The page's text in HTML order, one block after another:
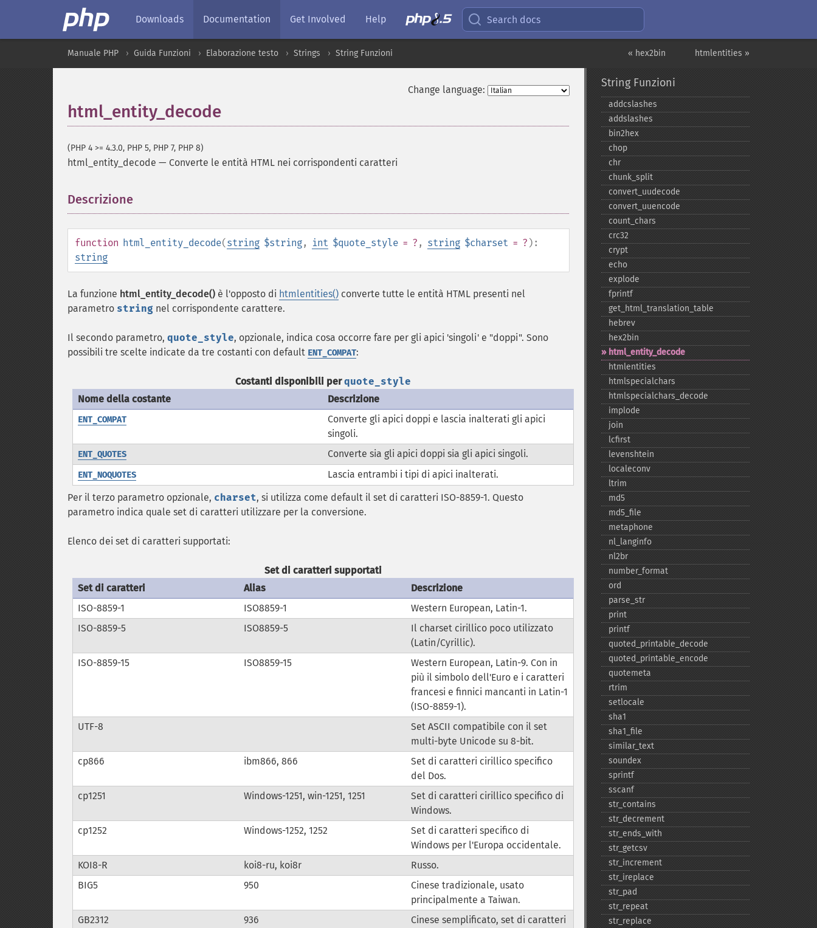
Downloads Documentation Get Involved Help Search docs
htmlentities »
« hex2bin
Manuale PHP Guida Funzioni Elaborazione testo Strings String Funzioni
Change language:
html_entity_decode
(PHP 4 >= 4.3.0, PHP 5, PHP 7, PHP 8)
html_entity_decode — Converte le entità HTML nei corrispondenti caratteri
Descrizione
function html_entity_decode(string $string, int $quote_style = ? , string $charset = ? ):
string
La funzione html_entity_decode() è l'opposto di htmlentities() converte tutte le entità HTML presenti nel
parametro string nel corrispondente carattere.
Il secondo parametro, quote_style, opzionale, indica cosa occorre fare per gli apici 'singoli' e "doppi". Sono
possibili tre scelte indicate da tre costanti con default ENT_COMPAT:
Costanti disponibili perquote_style
Nome della costante
Descrizione
ENT_COMPAT
Converte gli apici doppi e lascia inalterati gli apici
singoli.
ENT_QUOTES Converte sia gli apici doppi sia gli apici singoli.
ENT_NOQUOTES Lascia entrambi i tipi di apici inalterati.
Per il terzo parametro opzionale, charset, si utilizza come default il set di caratteri ISO-8859-1. Questo
parametro indica quale set di caratteri utilizzare per la conversione.
Elenco dei set di caratteri supportati:
Set di caratteri supportati
Set di caratteri
Alias
Descrizione
ISO-8859-1
ISO8859-1
Western European, Latin-1.
ISO-8859-5
ISO8859-5
Il charset cirillico poco utilizzato
(Latin/Cyrillic).
ISO-8859-15
ISO8859-15
Western European, Latin-9. Con in
più il simbolo dell'Euro e i caratteri
francesi e finnici mancanti in Latin-1
(ISO-8859-1).
UTF-8
Set ASCII compatibile con il set
multi-byte Unicode su 8-bit.
cp866
ibm866, 866
Set di caratteri cirillico specifico
del Dos.
cp1251
Windows-1251, win-1251, 1251
Set di caratteri cirillico specifico di
Windows.
cp1252
Windows-1252, 1252
Set di caratteri specifico di
Windows per l'Europa occidentale.
KOI8-R
koi8-ru, koi8r
Russo.
BIG5
950
Cinese tradizionale, usato
principalmente a Taiwan.
GB2312
936
Cinese semplificato, set di caratteri
String Funzioni
addcslashes
addslashes
bin2hex
chop
chr
chunk_​split
convert_​uudecode
convert_​uuencode
count_​chars
crc32
crypt
echo
explode
fprintf
get_​html_​translation_​table
hebrev
hex2bin
html_​entity_​decode
htmlentities
htmlspecialchars
htmlspecialchars_​decode
implode
join
lcfirst
levenshtein
localeconv
ltrim
md5
md5_​file
metaphone
nl_​langinfo
nl2br
number_​format
ord
parse_​str
print
printf
quoted_​printable_​decode
quoted_​printable_​encode
quotemeta
rtrim
setlocale
sha1
sha1_​file
similar_​text
soundex
sprintf
sscanf
str_​contains
str_​decrement
str_​ends_​with
str_​getcsv
str_​increment
str_​ireplace
str_​pad
str_​repeat
str_​replace